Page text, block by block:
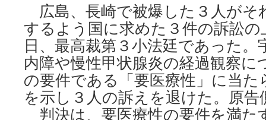
広島、長崎で被爆した３人がそ
するよう国に求めた３件の訴訟の
日、最高裁第３小法廷であった。
内障や慢性甲状腺炎の経過観察に
の要件である「要医療性」に当
を示し３人の訴えを退けた。原
判決は、要医療性の要件を満た